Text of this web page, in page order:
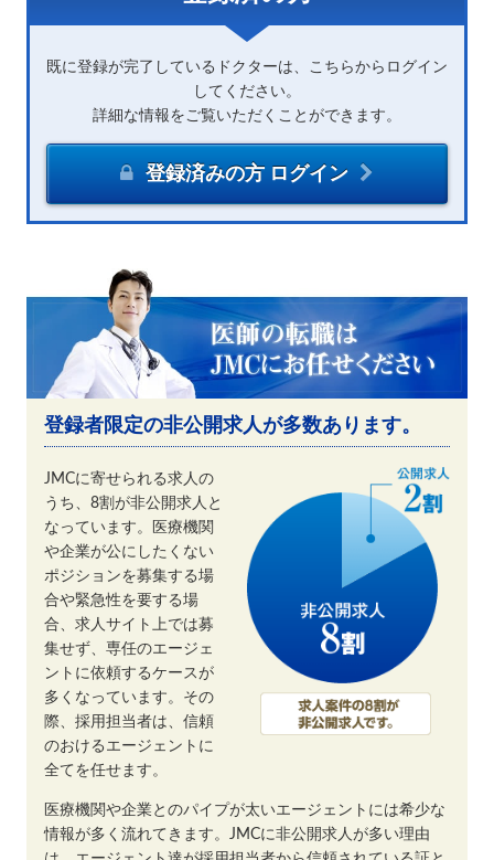
既に登録が完了しているドクターは、こちらからログイン
してください。
詳細な情報をご覧いただくことができます。
登録済みの方 ログイン
登録者限定の非公開求人が多数あります。
JMCに寄せられる求人の
うち、8割が非公開求人と
なっています。医療機関
や企業が公にしたくない
ポジションを募集する場
合や緊急性を要する場
合、求人サイト上では募
集せず、専任のエージェ
ントに依頼するケースが
多くなっています。その
際、採用担当者は、信頼
のおけるエージェントに
全てを任せます。
医療機関や企業とのパイプが太いエージェントには希少な
情報が多く流れてきます。JMCに非公開求人が多い理由